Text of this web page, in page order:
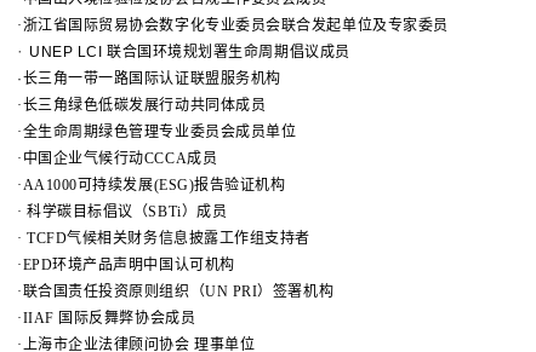
·浙江省国际贸易协会数字化专业委员会联合发起单位及专家委员
· UNEP LCI 联合国环境规划署生命周期倡议成员
·长三角一带一路国际认证联盟服务机构
·长三角绿色低碳发展行动共同体成员
·全生命周期绿色管理专业委员会成员单位
·中国企业气候行动CCCA成员
·AA1000可持续发展(ESG)报告验证机构
·科学碳目标倡议（SBTi）成员
·TCFD气候相关财务信息披露工作组支持者
·EPD环境产品声明中国认可机构
·联合国责任投资原则组织（UN PRI）签署机构
·IIAF 国际反舞弊协会成员
·上海市企业法律顾问协会 理事单位